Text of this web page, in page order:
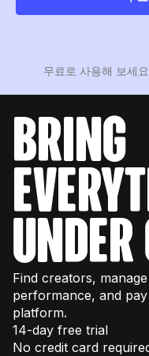
무료로 사용해 보세
bring
under
Find creators,
performance, and
platform.
14-day free trial
No credit card